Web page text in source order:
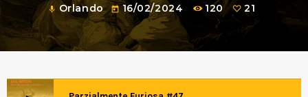
mic Orlando today 16/02/2024 120 21